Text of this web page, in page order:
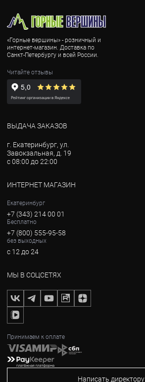
«Горные вершины» - розничный и
интернет-магазин. Доставка по
Санкт-Петербургу и всей России.
Читайте отзывы
ВЫДАЧА ЗАКАЗОВ
г. Екатеринбург, ул.
Завокзальная, д. 19
с 08:00 до 22:00
ИНТЕРНЕТ МАГАЗИН
Екатеринбург
+7 (343) 214 00 01
Бесплатно
+7 (800) 555-95-58
без выходных
с 12 до 24
МЫ В СОЦСЕТЯХ
Принимаем к оплате
Написать директору